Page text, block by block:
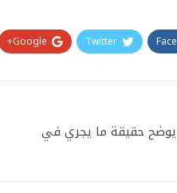
Twitter
Google+
يوضح حقيقة ما يجري في